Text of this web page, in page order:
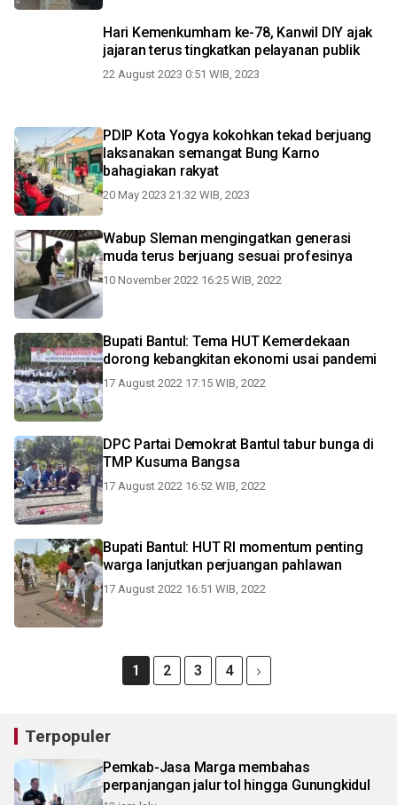
Hari Kemenkumham ke-78, Kanwil DIY ajak
jajaran terus tingkatkan pelayanan publik
22 August 2023 0:51 WIB, 2023
PDIP Kota Yogya kokohkan tekad berjuang
laksanakan semangat Bung Karno
bahagiakan rakyat
20 May 2023 21:32 WIB, 2023
Wabup Sleman mengingatkan generasi
muda terus berjuang sesuai profesinya
10 November 2022 16:25 WIB, 2022
Bupati Bantul: Tema HUT Kemerdekaan
dorong kebangkitan ekonomi usai pandemi
17 August 2022 17:15 WIB, 2022
DPC Partai Demokrat Bantul tabur bunga di
TMP Kusuma Bangsa
17 August 2022 16:52 WIB, 2022
Bupati Bantul: HUT RI momentum penting
warga lanjutkan perjuangan pahlawan
17 August 2022 16:51 WIB, 2022
1 2 3 4
Terpopuler
Pemkab-Jasa Marga membahas
perpanjangan jalur tol hingga Gunungkidul